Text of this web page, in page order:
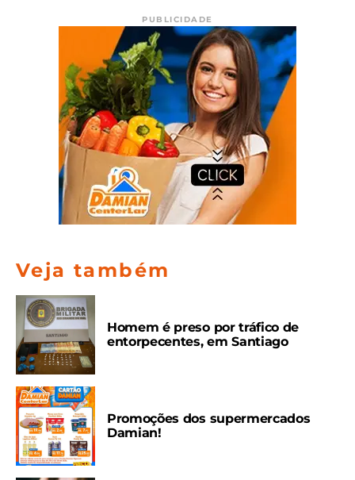
PUBLICIDADE
Veja também
Homem é preso por tráfico de
entorpecentes, em Santiago
Promoções dos supermercados
Damian!